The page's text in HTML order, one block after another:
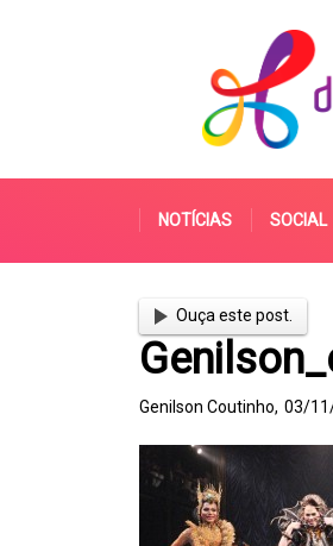
NOTÍCIAS SOCIAL
Ouça este post.
Genilson Coutinho, 03/